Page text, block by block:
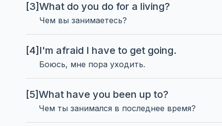
[3]What do you do for a living?
Чем вы занимаетесь?
[4] I'm afraid I have to get going.
Боюсь, мне пора уходить.
[5]What have you been up to?
Чем ты занимался в последнее время?